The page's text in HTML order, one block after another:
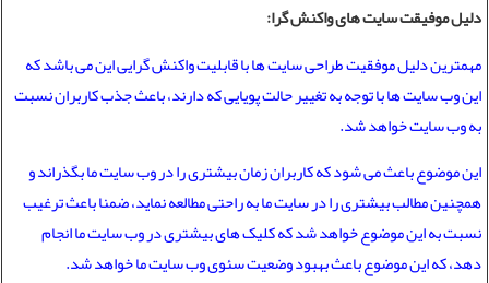
دلیل موفیقت سایت های واکنش گرا:
مهمترین دلیل موفقیتطراحی سایتها با قابلیت واکنش گرایی این می باشد که
این وب سایت ها با توجه به تغییر حالت پویایی که دارند، باعث جذب کاربران نسبت
به وب سایت خواهد شد.
این موضوع باعث می شود که کاربران زمان بیشتری را در وب سایت ما بگذراند و
همچنین مطالب بیشتری را در سایت ما به راحتی مطالعه نماید، ضمنا باعث ترغیب
نسبت به این موضوع خواهد شد که کلیک های بیشتری در وب سایت ما انجام
دهد، که این موضوع باعث بهبود وضعیت سئوی وب سایت ما خواهد شد.